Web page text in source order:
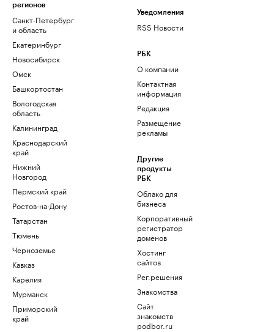
регионов
Санкт-Петербург
и область
Екатеринбург
Новосибирск
Омск
Башкортостан
Вологодская
область
Калининград
Краснодарский
край
Нижний
Новгород
Пермский край
Ростов-на-Дону
Татарстан
Тюмень
Черноземье
Кавказ
Карелия
Мурманск
Приморский
край
Уведомления
RSS Новости
РБК
О компании
Контактная
информация
Редакция
Размещение
рекламы
Другие
продукты
РБК
Облако для
бизнеса
Корпоративный
регистратор
доменов
Хостинг
сайтов
Рег.решения
Знакомства
Сайт
знакомств
podbor.ru